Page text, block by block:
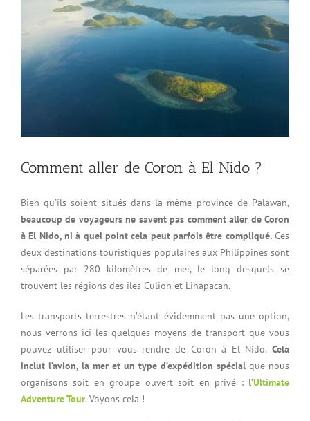
Comment aller de Coron à El Nido ?
Bien qu’ils soient situés dans la même province de Palawan,
beaucoup de voyageurs ne savent pas comment aller de Coron
à El Nido, ni à quel point cela peut parfois être compliqué.Ces
deux destinations touristiques populaires aux Philippines sont
séparées par 280 kilomètres de mer, le long desquels se
trouvent les régions des îles Culion et Linapacan.
Les transports terrestres n’étant évidemment pas une option,
nous verrons ici les quelques moyens de transport que vous
pouvez utiliser pour vous rendre de Coron à El Nido. Cela
inclut l’avion, la mer et un type d’expédition spécial que nous
organisons soit en groupe ouvert soit en privé : l’Ultimate
Adventure Tour. Voyons cela !